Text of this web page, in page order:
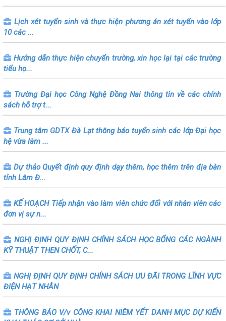
Lịch xét tuyển sinh và thực hiện phương án xét tuyển vào lớp
10 các ...
Hướng dẫn thực hiện chuyển trường, xin học lại tại các trường
tiểu họ...
Trường Đại học Công Nghệ Đồng Nai thông tin về các chính
sách hỗ trợ t...
Trung tâm GDTX Đà Lạt thông báo tuyển sinh các lớp Đại học
hệ vừa làm ...
Dự thảo Quyết định quy định dạy thêm, học thêm trên địa bàn
tỉnh Lâm Đ...
KẾ HOẠCH Tiếp nhận vào làm viên chức đối với nhân viên các
đơn vị sự n...
NGHỊ ĐỊNH QUY ĐỊNH CHÍNH SÁCH HỌC BỔNG CÁC NGÀNH
KỸ THUẬT THEN CHỐT, C...
NGHỊ ĐỊNH QUY ĐỊNH CHÍNH SÁCH ƯU ĐÃI TRONG LĨNH VỰC
ĐIỆN HẠT NHÂN
THÔNG BÁO V/v CÔNG KHAI NIÊM YẾT DANH MỤC DỰ KIẾN